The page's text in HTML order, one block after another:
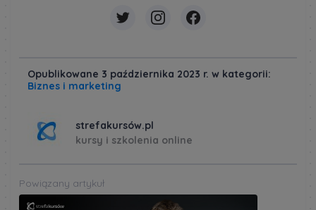
Opublikowane 3 października 2023 r. w kategorii:
Biznes i marketing
strefakursów.pl
kursy i szkolenia online
Powiązany artykuł